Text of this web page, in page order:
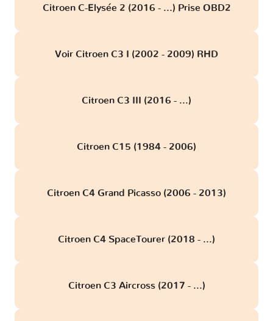
Citroen C-Elysée 2 (2016 - ...) Prise OBD2
Voir Citroen C3 I (2002 - 2009) RHD
Citroen C3 III (2016 - ...)
Citroen C15 (1984 - 2006)
Citroen C4 Grand Picasso (2006 - 2013)
Citroen C4 SpaceTourer (2018 - ...)
Citroen C3 Aircross (2017 - ...)